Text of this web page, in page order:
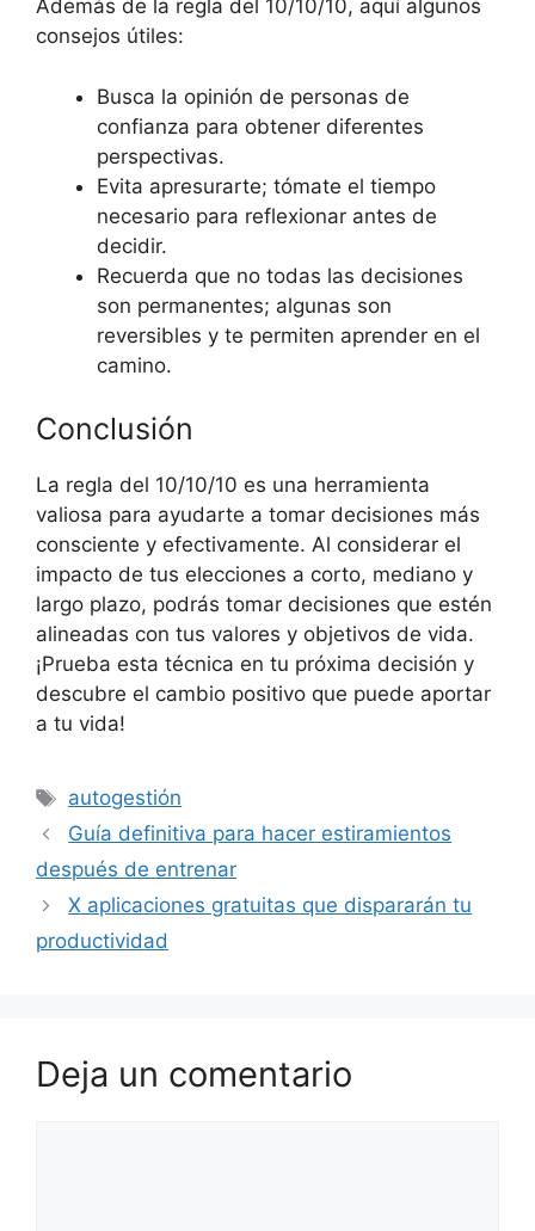
Además de la regla del 10/10/10, aquí algunos
consejos útiles:
Busca la opinión de personas de
confianza para obtener diferentes
perspectivas.
Evita apresurarte; tómate el tiempo
necesario para reflexionar antes de
decidir.
Recuerda que no todas las decisiones
son permanentes; algunas son
reversibles y te permiten aprender en el
camino.
Conclusión
La regla del 10/10/10 es una herramienta
valiosa para ayudarte a tomar decisiones más
consciente y efectivamente. Al considerar el
impacto de tus elecciones a corto, mediano y
largo plazo, podrás tomar decisiones que estén
alineadas con tus valores y objetivos de vida.
¡Prueba esta técnica en tu próxima decisión y
descubre el cambio positivo que puede aportar
a tu vida!
Etiquetas
autogestión
Guía definitiva para hacer estiramientos
después de entrenar
X aplicaciones gratuitas que dispararán tu
productividad
Deja un comentario